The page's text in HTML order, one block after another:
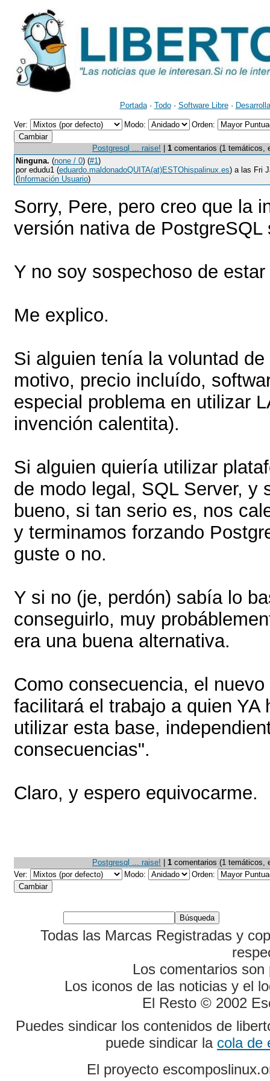
Portada· Todo· Software Libre·
Ver: Modo: Orden:
Postgresql ... raise! 1 comentarios (1 temáticos,
Ninguna. (none / 0) (#1)
por edudu1 (eduardo.maldonadoQUITA(at)ESTOhispalinux.es) a las Fri
( Información Usuario)
Sorry, Pere, pero creo que la
versión nativa de PostgreSQL
Y no soy sospechoso de
Me explico.
Si alguien tenía la voluntad
motivo, precio incluído,
especial problema en utilizar
invención calentita).
Si alguien quiería utilizar
de modo legal, SQL Server, y
bueno, si tan serio es, nos
y terminamos forzando
guste o no.
Y si no (je, perdón) sabía lo
conseguirlo, muy
era una buena alternativa.
Como consecuencia, el
facilitará el trabajo a quien YA
utilizar esta base,
consecuencias".
Claro, y espero equivocarme.
Postgresql ... raise! 1 comentarios (1 temáticos,
Ver:
Modo: Orden:
Todas las Marcas Registradas y
Los comentarios
Los iconos de las noticias y el
El Resto © 2002
Puedes sindicar los contenidos de
puede sindicar la cola de
El proyecto